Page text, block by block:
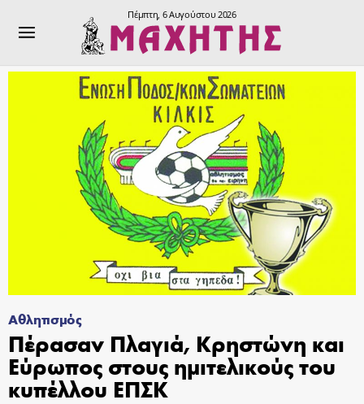
Πέμπτη, 6 Αυγούστου 2026
Αθλητισμός
Πέρασαν Πλαγιά, Κρηστώνη και
Εύρωπος στους ημιτελικούς του
κυπέλλου ΕΠΣΚ